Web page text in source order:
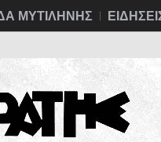
ΜΥΤΙΛΗΝΗΣ